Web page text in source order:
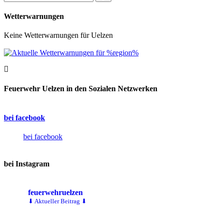
Wetterwarnungen
Keine Wetterwarnungen für Uelzen
Feuerwehr Uelzen in den Sozialen Netzwerken
bei facebook
bei facebook
bei Instagram
feuerwehruelzen
⬇ Aktueller Beitrag ⬇